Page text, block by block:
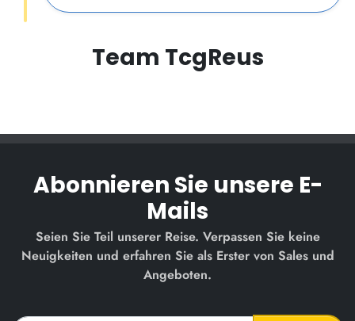
Team TcgReus
Abonnieren Sie unsere E-
Mails
Seien Sie Teil unserer Reise. Verpassen Sie keine
Neuigkeiten und erfahren Sie als Erster von Sales und
Angeboten.